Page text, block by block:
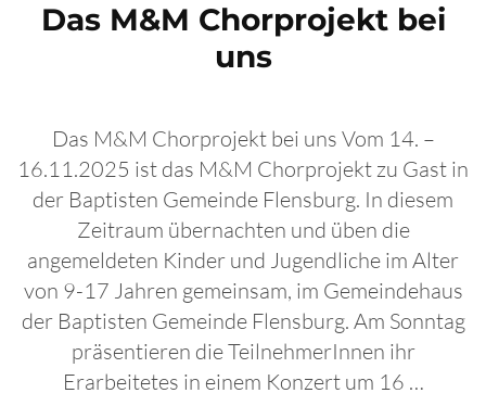
Das M&M Chorprojekt bei
uns
Das M&M Chorprojekt bei uns Vom 14. –
16.11.2025 ist das M&M Chorprojekt zu Gast in
der Baptisten Gemeinde Flensburg. In diesem
Zeitraum übernachten und üben die
angemeldeten Kinder und Jugendliche im Alter
von 9-17 Jahren gemeinsam, im Gemeindehaus
der Baptisten Gemeinde Flensburg. Am Sonntag
präsentieren die TeilnehmerInnen ihr
Erarbeitetes in einem Konzert um 16 …